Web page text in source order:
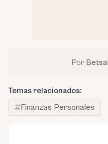
Por
Temas relacionados:
Finanzas Personales